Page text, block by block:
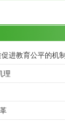
进教育公平的机制
理